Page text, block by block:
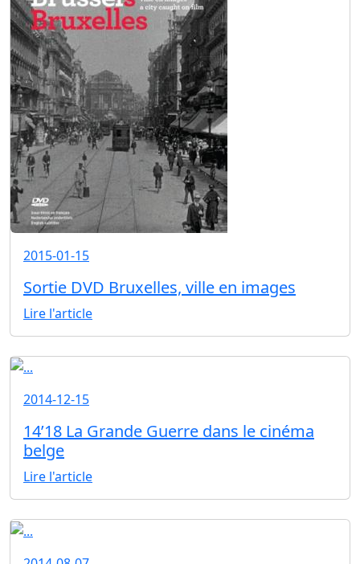
2015-01-15
Sortie DVD Bruxelles, ville en images
Lire l'article
2014-12-15
14’18 La Grande Guerre dans le cinéma
belge
Lire l'article